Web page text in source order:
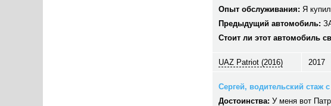
Опыт обслуживания: Я
Предыдущий автомобиль:
Стоит ли этот автомобиль
UAZ Patriot (2016) 2017
Сергей, водительский стаж с
Достоинства: У меня вот